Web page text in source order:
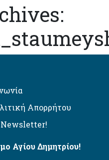
Απορρήτου
Αγίου Δημητρίου!